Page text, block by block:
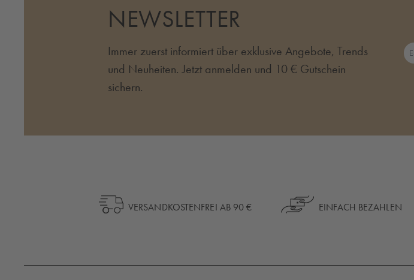
NEWSLETTER
Immer zuerst informiert über exklusive Angebote, Trends
und Neuheiten. Jetzt anmelden und 10 € Gutschein
sichern.
VERSANDKOSTENFREI AB 90 € EINFACH BEZAHLEN